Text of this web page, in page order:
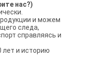
нас?)
и можем
следа,
справляясь и
и историю